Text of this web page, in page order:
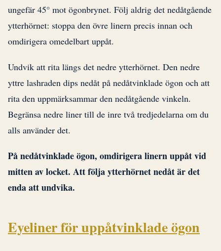
ungefär 45° mot ögonbrynet. Följ aldrig det nedåtgående
ytterhörnet: stoppa den övre linern precis innan och
omdirigera omedelbart uppåt.
Undvik att rita längs det nedre ytterhörnet. Den nedre
yttre lashraden dips nedåt på nedåtvinklade ögon och att
rita den uppmärksammar den nedåtgående vinkeln.
Begränsa nedre liner till de inre två tredjedelarna om du
alls använder det.
På nedåtvinklade ögon, omdirigera linern uppåt vid
mitten av locket. Att följa ytterhörnet nedåt är det
enda att undvika.
Eyeliner för uppåtvinklade ögon